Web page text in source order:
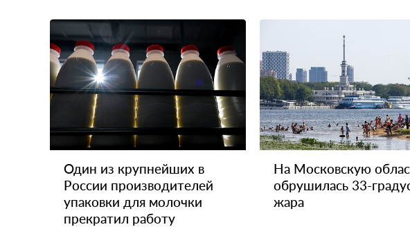
Один из крупнейших в
России производителей
упаковки для молочки
прекратил работу
На Московскую
обрушилась 33-
жара